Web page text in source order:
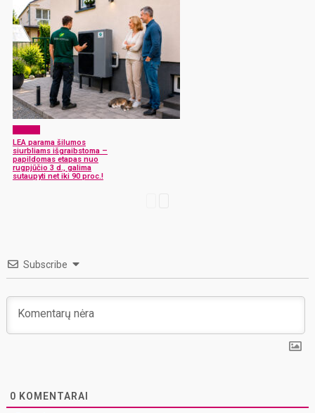
LEA parama šilumos
siurbliams išgraibstoma –
papildomas etapas nuo
rugpjūčio 3 d., galima
sutaupyti net iki 90 proc.!
Subscribe
0 KOMENTARAI